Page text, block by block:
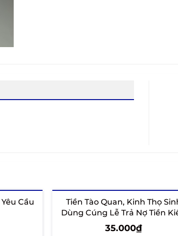
Cầu
Tiền Tào Quan, Kinh Thọ
Dùng Cúng Lễ Trả Nợ Tiền
35.000₫